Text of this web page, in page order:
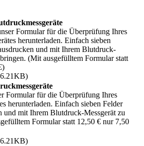
Formular für die Überprüfung Ihres
herunterladen. Einfach sieben
und mit Ihrem Blutdruck-
(Mit ausgefülltem Formular statt
Formular für die Überprüfung Ihres
herunterladen. Einfach sieben Felder
und mit Ihrem Blutdruck-Messgerät zu
Formular statt 12,50 € nur 7,50